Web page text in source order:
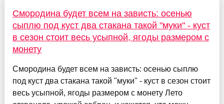
Смородина будет всем на зависть: осенью
сыплю под куст два стакана такой "муки" - куст
в сезон стоит весь усыпной, ягоды размером с
монету
Смородина будет всем на зависть: осенью сыплю
под куст два стакана такой "муки" - куст в сезон стоит
весь усыпной, ягоды размером с монету Лето